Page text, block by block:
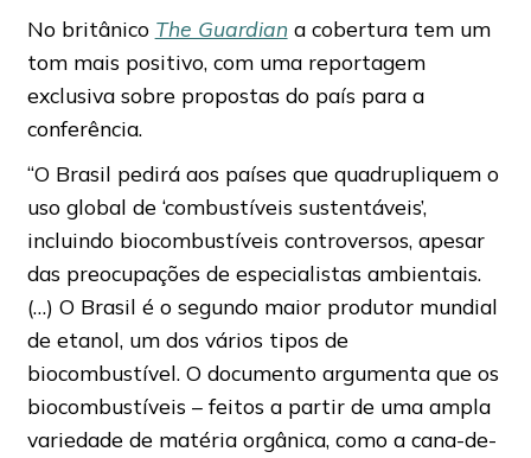
No britânico The Guardian a cobertura tem um
tom mais positivo, com uma reportagem
exclusiva sobre propostas do país para a
conferência.
“O Brasil pedirá aos países que quadrupliquem o
uso global de ‘combustíveis sustentáveis’,
incluindo biocombustíveis controversos, apesar
das preocupações de especialistas ambientais.
(…) O Brasil é o segundo maior produtor mundial
de etanol, um dos vários tipos de
biocombustível. O documento argumenta que os
biocombustíveis – feitos a partir de uma ampla
variedade de matéria orgânica, como a cana-de-